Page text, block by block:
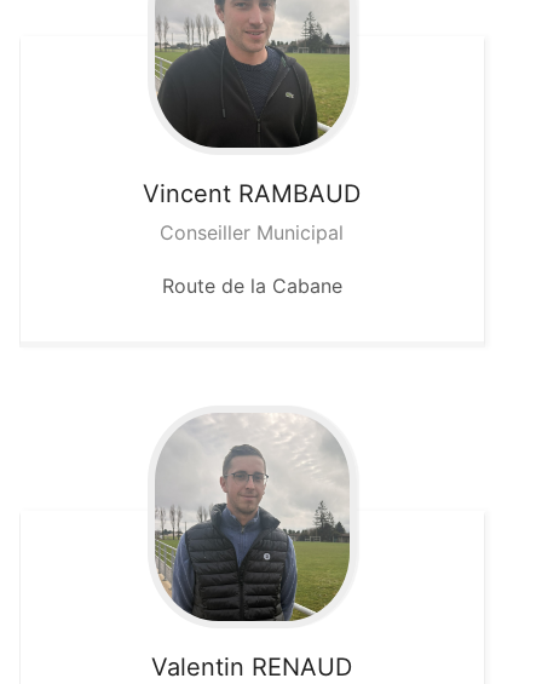
Vincent RAMBAUD
Conseiller Municipal
Route de la Cabane
Valentin RENAUD